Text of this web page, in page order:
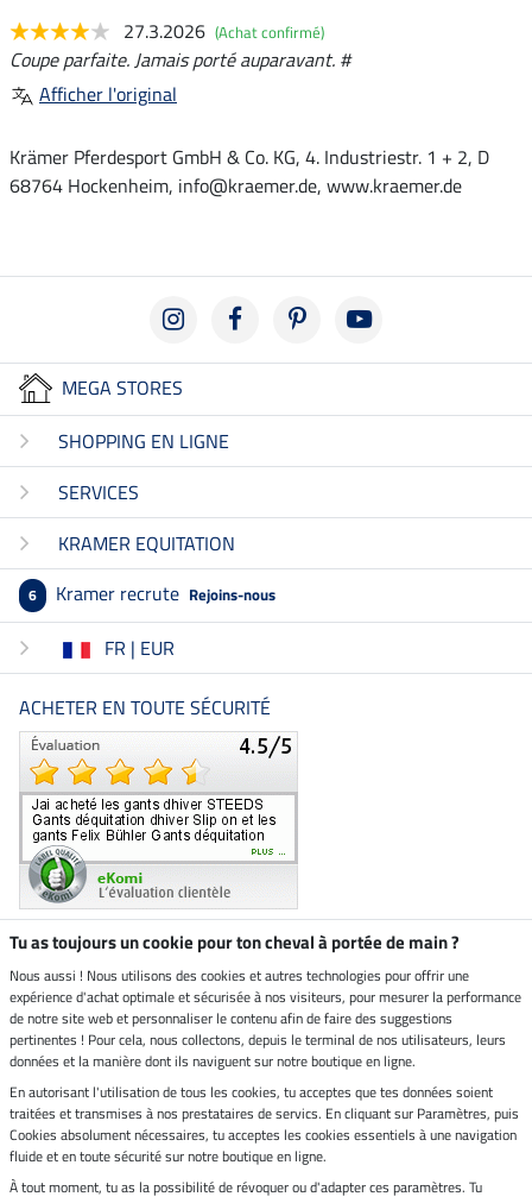
27.3.2026 (Achat confirmé)
Coupe parfaite. Jamais porté auparavant. #
Afficher l'original
Krämer Pferdesport GmbH & Co. KG, 4. Industriestr. 1 + 2, D
68764 Hockenheim, info@kraemer.de, www.kraemer.de
MEGA STORES
SHOPPING EN LIGNE
SERVICES
KRAMER EQUITATION
6 Kramer recrute Rejoins-nous
FR | EUR
ACHETER EN TOUTE SÉCURITÉ
Boutique climatiquement
neutre
Livraison par
Paiement sécurisé
Tu as toujours un cookie pour ton cheval à portée de main ?
Nous aussi ! Nous utilisons des cookies et autres technologies pour offrir une
expérience d'achat optimale et sécurisée à nos visiteurs, pour mesurer la performance
de notre site web et personnaliser le contenu afin de faire des suggestions
pertinentes ! Pour cela, nous collectons, depuis le terminal de nos utilisateurs, leurs
données et la manière dont ils naviguent sur notre boutique en ligne.
En autorisant l'utilisation de tous les cookies, tu acceptes que tes données soient
traitées et transmises à nos prestataires de servics. En cliquant sur Paramètres, puis
Cookies absolument nécessaires, tu acceptes les cookies essentiels à une navigation
fluide et en toute sécurité sur notre boutique en ligne.
À tout moment, tu as la possibilité de révoquer ou d'adapter ces paramètres. Tu